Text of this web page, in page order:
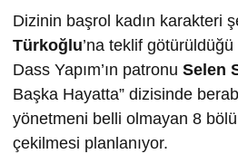
Dizinin başrol kadın karakteri
Türkoğlu’na teklif
Dass Yapım’ın patronu Selen
Başka Hayatta” dizisinde
yönetmeni belli olmayan 8
çekilmesi planlanıyor.